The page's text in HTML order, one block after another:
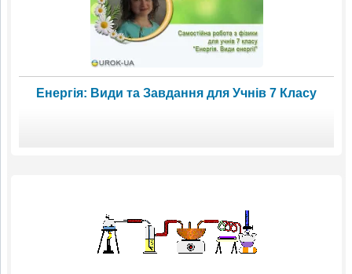
Енергія: Види та Завдання для Учнів 7 Класу